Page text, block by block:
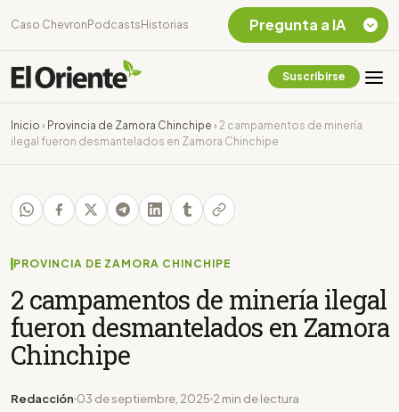
Caso Chevron Podcasts Historias
Suscribirse
Inicio › Provincia de Zamora Chinchipe › 2 campamentos de minería
ilegal fueron desmantelados en Zamora Chinchipe
PROVINCIA DE ZAMORA CHINCHIPE
2 campamentos de minería ilegal
fueron desmantelados en Zamora
Chinchipe
Redacción 03 de septiembre, 2025 2 min de lectura
Pregunta a IA
Chevron Ecuador